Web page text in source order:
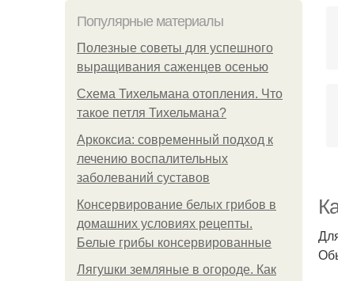
Популярные материалы
Полезные советы для успешного
выращивания саженцев осенью
Схема Тихельмана отопления. Что
такое петля Тихельмана?
Аркоксиа: современный подход к
лечению воспалительных
заболеваний суставов
Консервирование белых грибов в
домашних условиях рецепты.
Белые грибы консервированные
Лягушки земляные в огороде. Как